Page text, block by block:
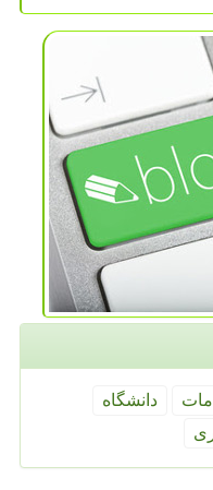
دانشگاه